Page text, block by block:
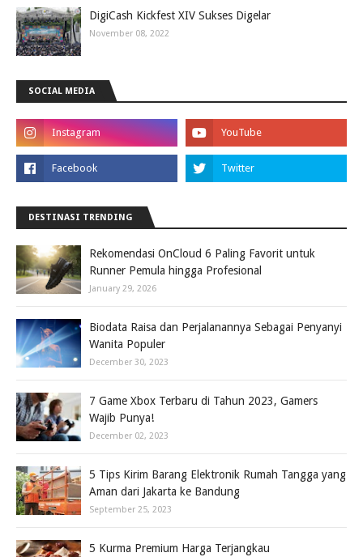
DigiCash Kickfest XIV Sukses Digelar
November 08, 2022
SOCIAL MEDIA
DESTINASI TRENDING
Rekomendasi OnCloud 6 Paling Favorit untuk
Runner Pemula hingga Profesional
January 29, 2026
Biodata Raisa dan Perjalanannya Sebagai Penyanyi
Wanita Populer
December 30, 2023
7 Game Xbox Terbaru di Tahun 2023, Gamers
Wajib Punya!
December 02, 2023
5 Tips Kirim Barang Elektronik Rumah Tangga yang
Aman dari Jakarta ke Bandung
September 25, 2023
5 Kurma Premium Harga Terjangkau